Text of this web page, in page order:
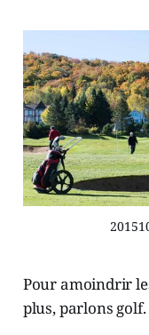
Pour amoindrir
plus, parlons golf.